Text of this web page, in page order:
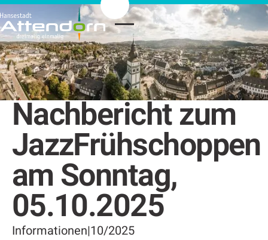
Nachbericht zum
JazzFrühschoppen
am Sonntag,
05.10.2025
Informationen|10/2025